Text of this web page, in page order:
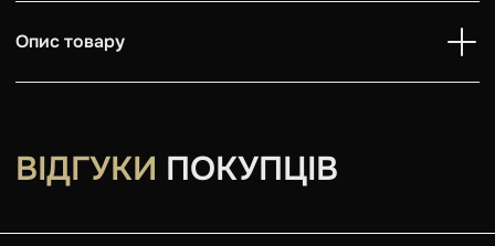
Опис товару
ВІДГУКИ ПОКУПЦІВ